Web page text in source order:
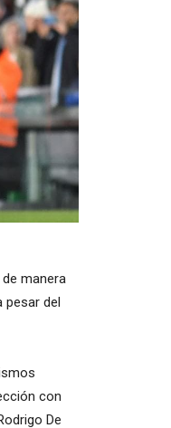
manera
pesar del
con
De